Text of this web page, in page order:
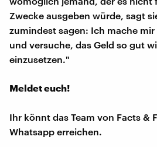
Zwecke ausgeben würde, sagt
zumindest sagen: Ich mache
und versuche, das Geld so gut
einzusetzen."
Meldet euch!
Ihr könnt das Team von Facts &
Whatsapp erreichen.